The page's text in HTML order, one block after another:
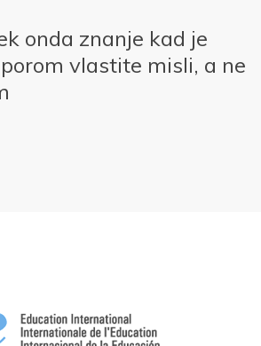
onda znanje kad je
vlastite misli, a ne